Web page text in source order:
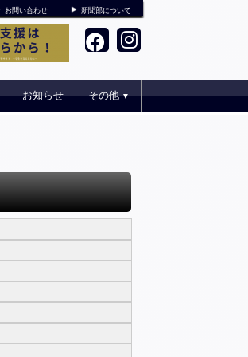
お問い合わせ 新聞部について
お知らせ その他▼